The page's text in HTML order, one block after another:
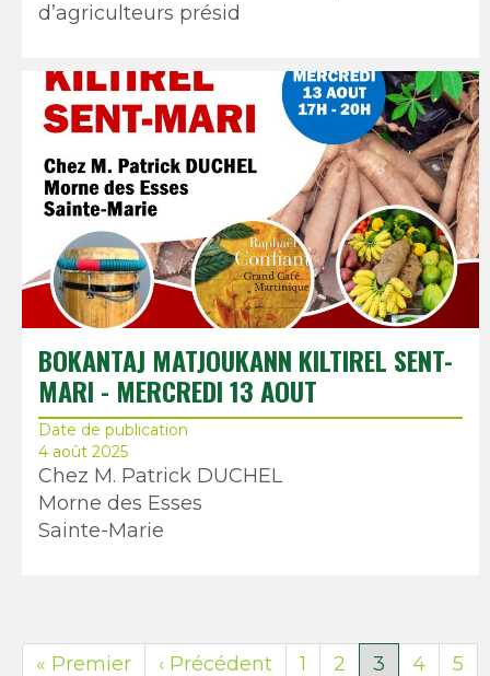
d’agriculteurs présid
BOKANTAJ MATJOUKANN KILTIREL SENT-
MARI - MERCREDI 13 AOUT
Date de publication
4 août 2025
Chez M. Patrick DUCHEL
Morne des Esses
Sainte-Marie
Première
« Premier Page
‹ Précédent Page
1 Page
2 Page
3 Page
4 5